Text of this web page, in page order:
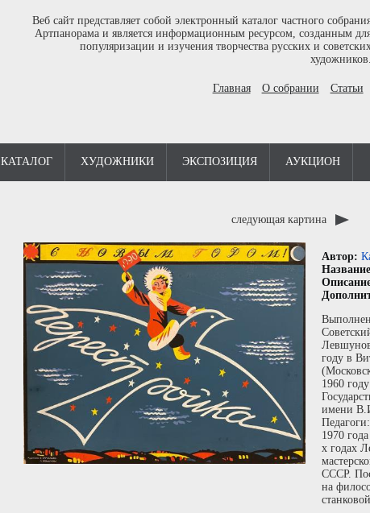
Веб сайт представляет собой электронный каталог частного
Артпанорама и является информационным ресурсом, созданным
популяризации и изучения творчества русских и
художников.
Главная О собрании Статьи
КАТАЛОГ ХУДОЖНИКИ ЭКСПОЗИЦИЯ АУКЦИОН
следующая картина
Автор:
году в
1960
имени
1970
х годах
СССР.
на